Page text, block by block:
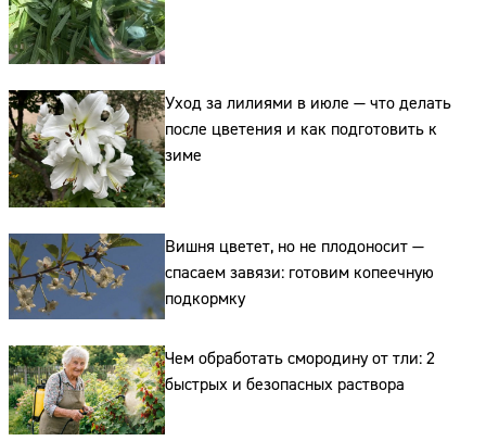
Уход за лилиями в июле — что делать
после цветения и как подготовить к
зиме
Вишня цветет, но не плодоносит —
спасаем завязи: готовим копеечную
подкормку
Чем обработать смородину от тли: 2
быстрых и безопасных раствора
Сайт:
Телефон: